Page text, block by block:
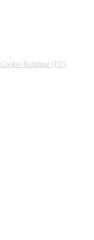
Cookie-Richtlinie (EU)